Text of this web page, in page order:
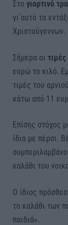
Στο γιορτινό
γι΄αυτό τα
Χριστούγεννων.
Σήμερα οι
ευρώ το κιλό.
τιμές του
κάτω από 11
Επίσης στόχος
ίδια με πέρσι.
καλάθι του
Ο ίδιος
το καλάθι των
παιδιά».